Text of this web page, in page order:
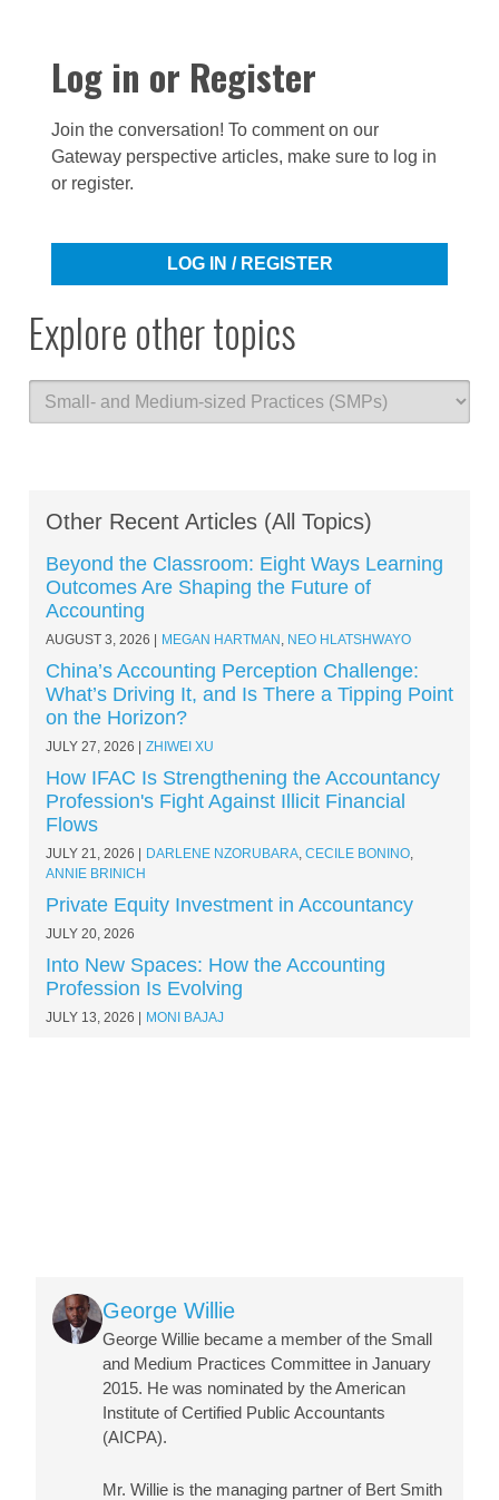
Log in or Register
Join the conversation! To comment on our
Gateway perspective articles, make sure to log in
or register.
LOG IN / REGISTER
Explore other topics
Other Recent Articles (All Topics)
Beyond the Classroom: Eight Ways Learning
Outcomes Are Shaping the Future of
Accounting
AUGUST 3, 2026 MEGAN HARTMAN , NEO HLATSHWAYO
China’s Accounting Perception Challenge:
What’s Driving It, and Is There a Tipping Point
on the Horizon?
JULY 27, 2026 ZHIWEI XU
How IFAC Is Strengthening the Accountancy
Profession's Fight Against Illicit Financial
Flows
JULY 21, 2026 DARLENE NZORUBARA, CECILE BONINO,
ANNIE BRINICH
Private Equity Investment in Accountancy
JULY 20, 2026
Into New Spaces: How the Accounting
Profession Is Evolving
JULY 13, 2026 MONI BAJAJ
ImageGeorge Willie
George Willie became a member of the Small
and Medium Practices Committee in January
2015. He was nominated by the American
Institute of Certified Public Accountants
(AICPA).
Mr. Willie is the managing partner of Bert Smith